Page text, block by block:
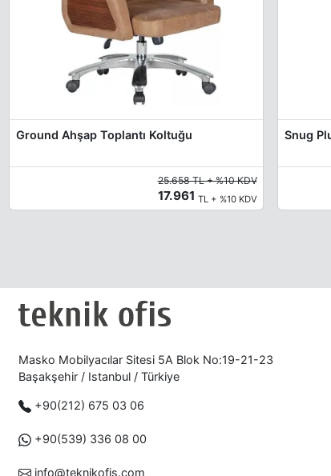
Ground Ahşap Toplantı Koltuğu
25.658 TL + %10 KDV
17.961 TL + %10 KDV
Masko Mobilyacılar Sitesi 5A Blok No:19-21-23
Başakşehir / Istanbul / Türkiye
+90(212) 675 03 06
+90(539) 336 08 00
info@teknikofis.com